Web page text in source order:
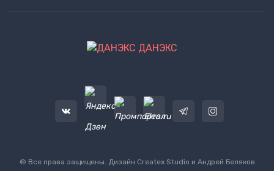
ДАНЭКС
© Все права защищены. Дизайн Createx Studio и Андрей Беляков